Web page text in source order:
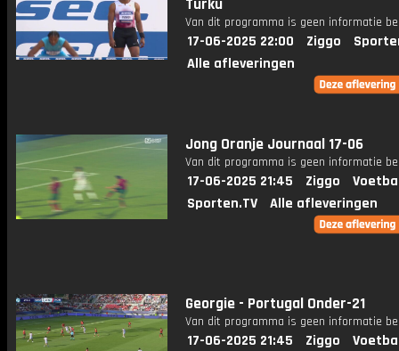
Turku
Van dit programma is geen informatie
17-06-2025 22:00 Ziggo
Alle afleveringen
Jong Oranje Journaal 17-06
Van dit programma is geen informatie
17-06-2025 21:45 Ziggo
Sporten.TV
Alle afleveringen
Georgie - Portugal Onder-21
Van dit programma is geen informatie
17-06-2025 21:45 Ziggo